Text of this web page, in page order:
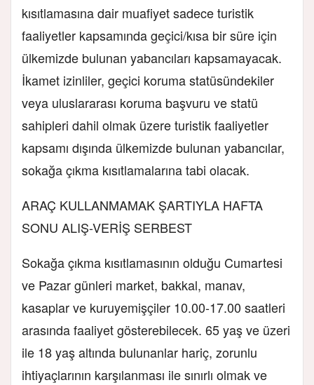
kısıtlamasına dair muafiyet sadece turistik
faaliyetler kapsamında geçici/kısa bir süre için
ülkemizde bulunan yabancıları kapsamayacak.
İkamet izinliler, geçici koruma statüsündekiler
veya uluslararası koruma başvuru ve statü
sahipleri dahil olmak üzere turistik faaliyetler
kapsamı dışında ülkemizde bulunan yabancılar,
sokağa çıkma kısıtlamalarına tabi olacak.
ARAÇ KULLANMAMAK ŞARTIYLA HAFTA
SONU ALIŞ-VERİŞ SERBEST
Sokağa çıkma kısıtlamasının olduğu Cumartesi
ve Pazar günleri market, bakkal, manav,
kasaplar ve kuruyemişçiler 10.00-17.00 saatleri
arasında faaliyet gösterebilecek. 65 yaş ve üzeri
ile 18 yaş altında bulunanlar hariç, zorunlu
ihtiyaçlarının karşılanması ile sınırlı olmak ve